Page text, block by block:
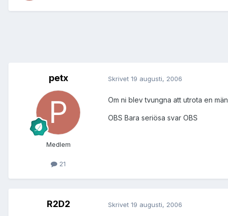
petx
Medlem
21
Skrivet 19 augusti, 2006
Om ni blev tvungna att utrota en
OBS Bara seriösa svar OBS
R2D2 Skrivet 19 augusti, 2006